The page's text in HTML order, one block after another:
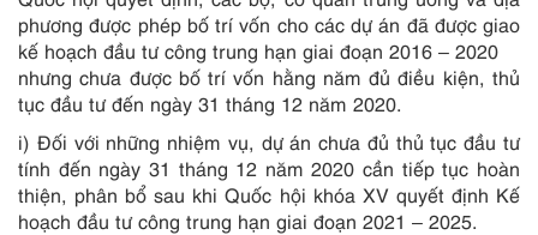
phương được phép bố trí vốn cho các dự án đã được giao
kế hoạch đầu tư công trung hạn giai đoạn 2016 – 2020
nhưng chưa được bố trí vốn hằng năm đủ điều kiện, thủ
tục đầu tư đến ngày 31 tháng 12 năm 2020.
i) Đối với những nhiệm vụ, dự án chưa đủ thủ tục đầu tư
tính đến ngày 31 tháng 12 năm 2020 cần tiếp tục hoàn
thiện, phân bổ sau khi Quốc hội khóa XV quyết định Kế
hoạch đầu tư công trung hạn giai đoạn 2021 – 2025.